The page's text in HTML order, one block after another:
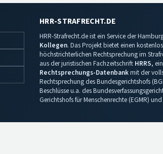
HRR-STRAFRECHT.DE
HRR-Strafrecht.de ist ein Service der
Kollegen. Das Projekt bietet einen
höchstrichterlichen Rechtsprechung im
aus der juristischen Fachzeitschrift HRRS,
Rechtsprechungs-Datenbankmit der
Rechtsprechung des Bundesgerichtshofs
Beschlüsse u.a. des
Gerichtshofs für Menschenrechte (EGMR)